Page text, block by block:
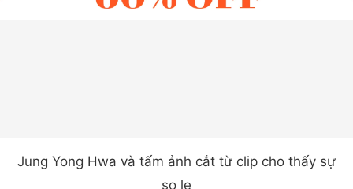
Jung Yong Hwa và tấm ảnh cắt từ clip cho thấy sự
so le